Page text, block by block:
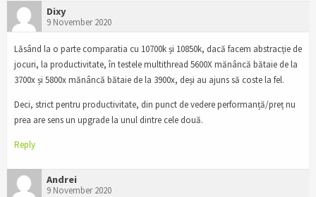
Dixy
9 November 2020
Lăsând la o parte comparatia cu 10700k și 10850k, dacă facem abstracție de
jocuri, la productivitate, în testele multithread 5600X mănâncă bătaie de la
3700x și 5800x mănâncă bătaie de la 3900x, deși au ajuns să coste la fel.
Deci, strict pentru productivitate, din punct de vedere performanță/preț nu
prea are sens un upgrade la unul dintre cele două.
Reply
Andrei
9 November 2020